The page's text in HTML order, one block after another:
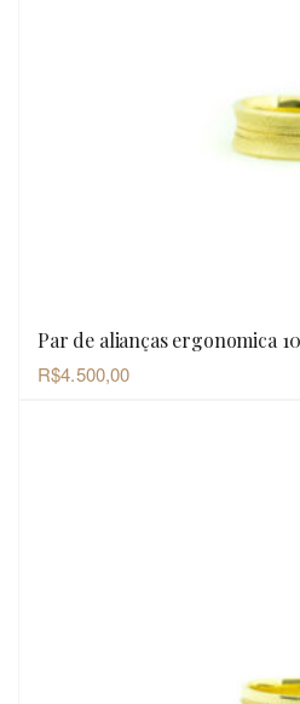
OLHADA RÁPIDA
Par de alianças ergonomica
R$4.500,00